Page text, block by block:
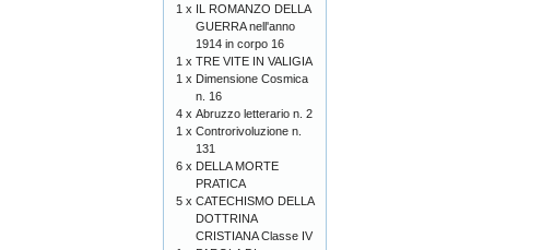
1 x IL ROMANZO DELLA
GUERRA nell'anno
1914 in corpo 16
1 x TRE VITE IN VALIGIA
1 x Dimensione Cosmica
n. 16
4 x Abruzzo letterario n. 2
1 x Controrivoluzione n.
131
6 x DELLA MORTE
PRATICA
5 x CATECHISMO DELLA
DOTTRINA
CRISTIANA Classe IV